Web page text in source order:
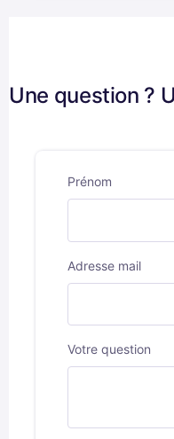
Une question ?
Prénom
Adresse mail
Votre question